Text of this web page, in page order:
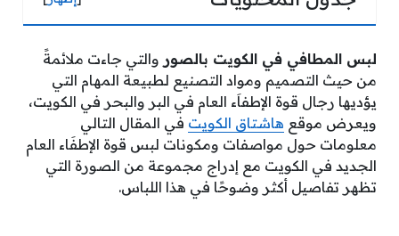
لبس المطافي في الكويت بالصور والتي جاءت ملائمةً
من حيث التصميم ومواد التصنيع لطبيعة المهام التي
يؤديها رجال قوة الإطفاَء العام في البر والبحر في الكويت،
ويعرض موقع هاشتاق الكويت في المقال التالي
معلومات حول مواصفات ومكونات لبس قوة الإطفَاء العام
الجديد في الكويت مع إدراج مجموعة من الصورة التي
تظهر تفاصيل أكثر وضوحًا في هذا اللباس.